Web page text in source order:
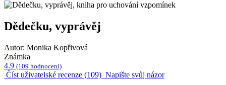
Dědečku, vyprávěj
Autor: Monika Kopřivová
Známka
4.9 (109 hodnocení)
Číst uživatelské recenze (109) Napište svůj názor